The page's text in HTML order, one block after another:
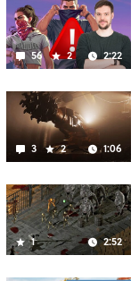
56 2 2:22
3 2 1:06
1 2:52